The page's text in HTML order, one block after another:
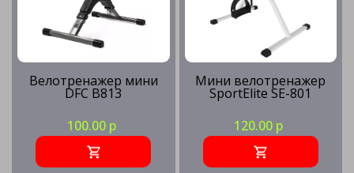
Велотренажер мини
DFC B813
100.00 р
Мини велотренажер
SportElite SE-801
120.00 р